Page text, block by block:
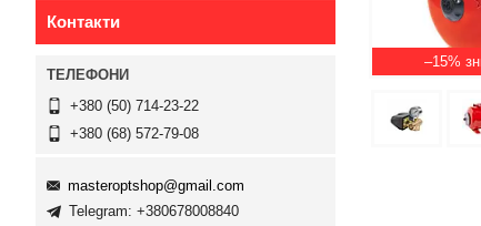
–15%
Контакти
+380 (50) 714-23-22
+380 (68) 572-79-08
masteroptshop@gmail.com
Telegram: +380678008840